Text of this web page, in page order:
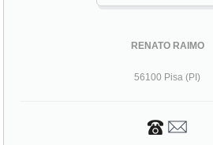
RENATO RAIMO
56100 Pisa (PI)